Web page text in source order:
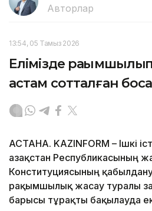
Авторлар
13:54, 05 Тамыз 2026
Елімізде
астам сотталған
АСТАНА. KAZINFORM – Ішкі
Қазақстан Республикасының
Конституциясының
рақымшылық жасау туралы
барысы тұрақты бақылауда